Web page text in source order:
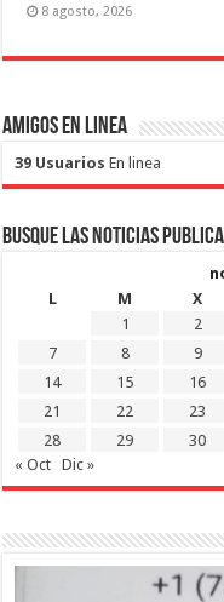
8 agosto, 2026
Amigos en Linea
39 Usuarios En linea
Busque las noticias
L
M X
1
2
7
8 9
14
15 16
21
22 23
28
29
30
« Oct
Dic »